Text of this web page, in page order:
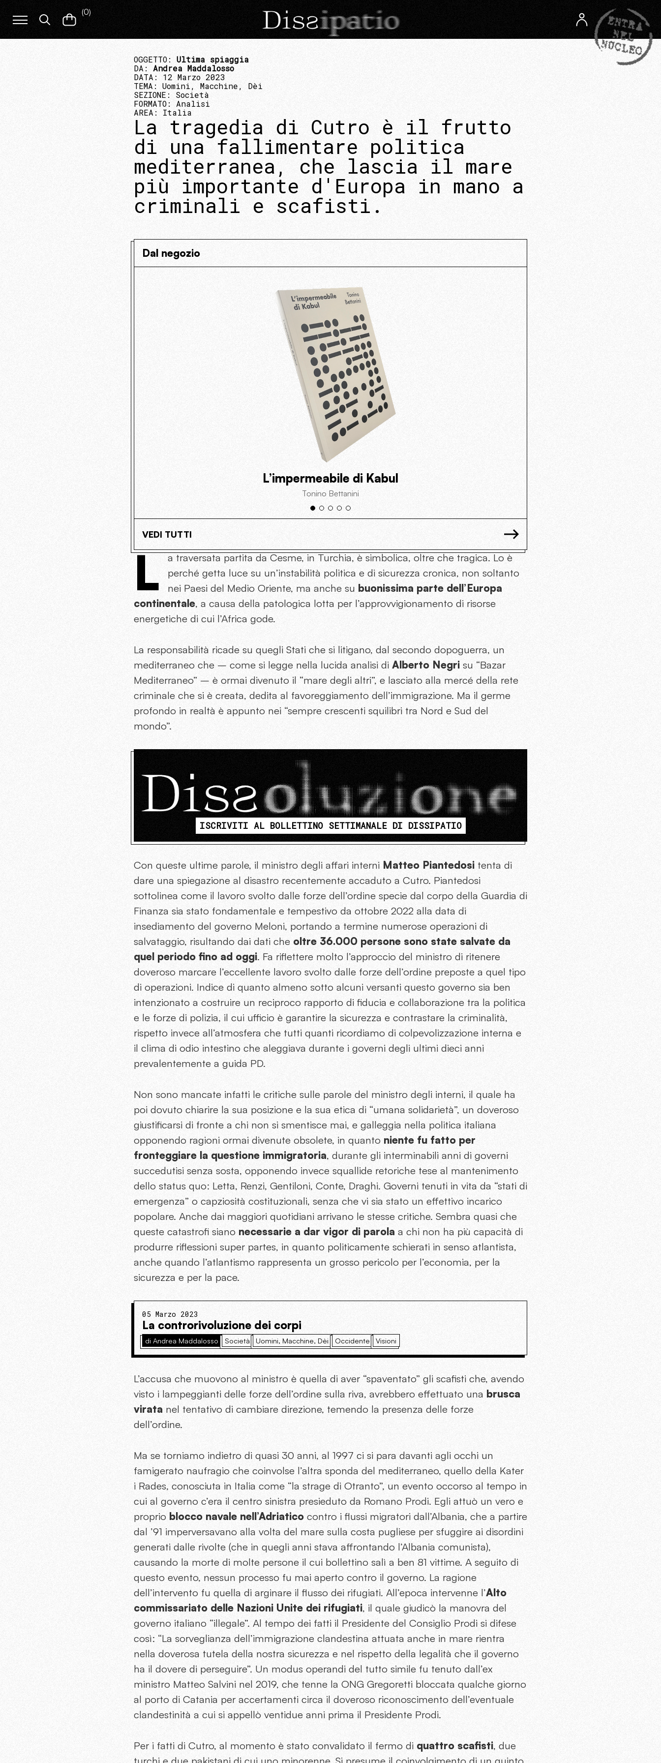
(0)
OGGETTO: Ultima spiaggia
DA: Andrea Maddalosso
DATA: 12 Marzo 2023
TEMA: Uomini, Macchine, Dèi
SEZIONE: Società
FORMATO: Analisi
AREA: Italia
La tragedia di Cutro è il frutto
di una fallimentare politica
mediterranea, che lascia il mare
più importante d'Europa in mano a
criminali e scafisti.
Dal negozio
L’impermeabile di Kabul
Tonino Bettanini
VEDI TUTTI
L
a traversata partita da Cesme, in Turchia, è simbolica, oltre che tragica. Lo è
perché getta luce su un’instabilità politica e di sicurezza cronica, non soltanto
nei Paesi del Medio Oriente, ma anche su buonissima parte dell’Europa
continentale, a causa della patologica lotta per l’approvvigionamento di risorse
energetiche di cui l’Africa gode.
La responsabilità ricade su quegli Stati che si litigano, dal secondo dopoguerra, un
mediterraneo che – come si legge nella lucida analisi di Alberto Negri su “Bazar
Mediterraneo” – è ormai divenuto il “mare degli altri”, e lasciato alla mercé della rete
criminale che si è creata, dedita al favoreggiamento dell’immigrazione. Ma il germe
profondo in realtà è appunto nei “sempre crescenti squilibri tra Nord e Sud del
mondo”.
ISCRIVITI AL BOLLETTINO SETTIMANALE DI DISSIPATIO
Con queste ultime parole, il ministro degli affari interni Matteo Piantedosi tenta di
dare una spiegazione al disastro recentemente accaduto a Cutro. Piantedosi
sottolinea come il lavoro svolto dalle forze dell’ordine specie dal corpo della Guardia di
Finanza sia stato fondamentale e tempestivo da ottobre 2022 alla data di
insediamento del governo Meloni, portando a termine numerose operazioni di
salvataggio, risultando dai dati che oltre 36.000 persone sono state salvate da
quel periodo fino ad oggi. Fa riflettere molto l’approccio del ministro di ritenere
doveroso marcare l’eccellente lavoro svolto dalle forze dell’ordine preposte a quel tipo
di operazioni. Indice di quanto almeno sotto alcuni versanti questo governo sia ben
intenzionato a costruire un reciproco rapporto di fiducia e collaborazione tra la politica
e le forze di polizia, il cui ufficio è garantire la sicurezza e contrastare la criminalità,
rispetto invece all’atmosfera che tutti quanti ricordiamo di colpevolizzazione interna e
il clima di odio intestino che aleggiava durante i governi degli ultimi dieci anni
prevalentemente a guida PD.
Non sono mancate infatti le critiche sulle parole del ministro degli interni, il quale ha
poi dovuto chiarire la sua posizione e la sua etica di “umana solidarietà”, un doveroso
giustificarsi di fronte a chi non si smentisce mai, e galleggia nella politica italiana
opponendo ragioni ormai divenute obsolete, in quanto niente fu fatto per
fronteggiare la questione immigratoria, durante gli interminabili anni di governi
succedutisi senza sosta, opponendo invece squallide retoriche tese al mantenimento
dello status quo: Letta, Renzi, Gentiloni, Conte, Draghi. Governi tenuti in vita da “stati di
emergenza” o capziosità costituzionali, senza che vi sia stato un effettivo incarico
popolare. Anche dai maggiori quotidiani arrivano le stesse critiche. Sembra quasi che
queste catastrofi siano necessarie a dar vigor di parola a chi non ha più capacità di
produrre riflessioni super partes, in quanto politicamente schierati in senso atlantista,
anche quando l’atlantismo rappresenta un grosso pericolo per l’economia, per la
sicurezza e per la pace.
05 Marzo 2023
La controrivoluzione dei corpi
di Andrea Maddalosso Società Uomini, Macchine, Dèi Occidente Visioni
L’accusa che muovono al ministro è quella di aver “spaventato” gli scafisti che, avendo
visto i lampeggianti delle forze dell’ordine sulla riva, avrebbero effettuato una brusca
virata nel tentativo di cambiare direzione, temendo la presenza delle forze
dell’ordine.
Ma se torniamo indietro di quasi 30 anni, al 1997 ci si para davanti agli occhi un
famigerato naufragio che coinvolse l’altra sponda del mediterraneo, quello della Kater
i Rades, conosciuta in Italia come “la strage di Otranto”, un evento occorso al tempo in
cui al governo c’era il centro sinistra presieduto da Romano Prodi. Egli attuò un vero e
proprio blocco navale nell’Adriatico contro i flussi migratori dall’Albania, che a partire
dal ’91 imperversavano alla volta del mare sulla costa pugliese per sfuggire ai disordini
generati dalle rivolte (che in quegli anni stava affrontando l’Albania comunista),
causando la morte di molte persone il cui bollettino salì a ben 81 vittime. A seguito di
questo evento, nessun processo fu mai aperto contro il governo. La ragione
dell’intervento fu quella di arginare il flusso dei rifugiati. All’epoca intervenne l’Alto
commissariato delle Nazioni Unite dei rifugiati, il quale giudicò la manovra del
governo italiano “illegale”. Al tempo dei fatti il Presidente del Consiglio Prodi si difese
così: “La sorveglianza dell’immigrazione clandestina attuata anche in mare rientra
nella doverosa tutela della nostra sicurezza e nel rispetto della legalità che il governo
ha il dovere di perseguire”. Un modus operandi del tutto simile fu tenuto dall’ex
ministro Matteo Salvini nel 2019, che tenne la ONG Gregoretti bloccata qualche giorno
al porto di Catania per accertamenti circa il doveroso riconoscimento dell’eventuale
clandestinità a cui si appellò ventidue anni prima il Presidente Prodi.
Per i fatti di Cutro, al momento è stato convalidato il fermo di quattro scafisti, due